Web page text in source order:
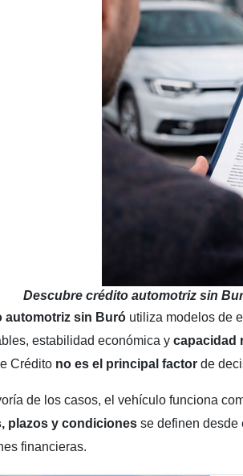
Descubre crédito automotriz sin
automotriz sin Buró utiliza modelos de
estabilidad económica y capacidad
Crédito no es el principal factor de
de los casos, el vehículo funciona
plazos y condiciones se definen desde
financieras.